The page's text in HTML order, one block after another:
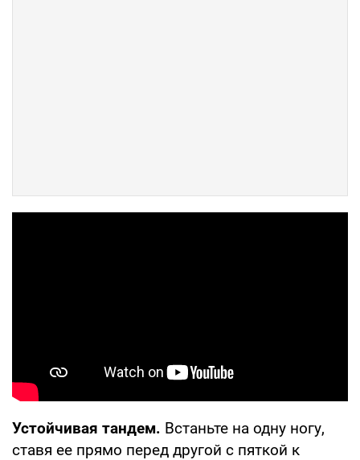
Устойчивая тандем. Встаньте на одну ногу,
ставя ее прямо перед другой с пяткой к